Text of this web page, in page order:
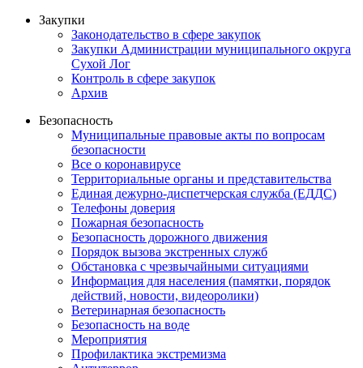
Закупки
Законодательство в сфере закупок
Закупки Администрации муниципального округа
Сухой Лог
Контроль в сфере закупок
Архив
Безопасность
Муниципальные правовые акты по вопросам
безопасности
Все о коронавирусе
Территориальные органы и представительства
Единая дежурно-диспетчерская служба (ЕДДС)
Телефоны доверия
Пожарная безопасность
Безопасность дорожного движения
Порядок вызова экстренных служб
Обстановка с чрезвычайными ситуациями
Информация для населения (памятки, порядок
действий, новости, видеоролики)
Ветеринарная безопасность
Безопасность на воде
Мероприятия
Профилактика экстремизма